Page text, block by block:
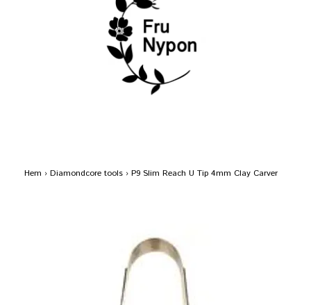
Hem › Diamondcore tools › P9 Slim Reach U Tip 4mm Clay Carver